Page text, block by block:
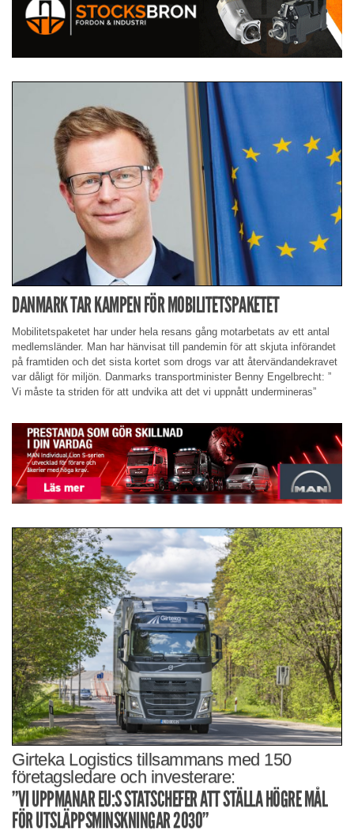
DANMARK TAR KAMPEN FÖR MOBILITETSPAKETET
Mobilitetspaketet har under hela resans gång motarbetats av ett antal
medlemsländer. Man har hänvisat till pandemin för att skjuta införandet
på framtiden och det sista kortet som drogs var att återvändandekravet
var dåligt för miljön. Danmarks transportminister Benny Engelbrecht: ”
Vi måste ta striden för att undvika att det vi uppnått undermineras”
Girteka Logistics tillsammans med 150
företagsledare och investerare:
”VI UPPMANAR EU:S STATSCHEFER ATT STÄLLA HÖGRE MÅL
FÖR UTSLÄPPSMINSKNINGAR 2030”